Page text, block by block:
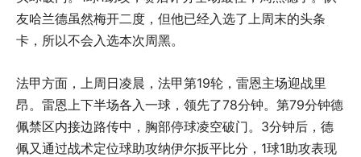
友哈兰德虽然梅开二度，但他已经入选了上周末的头条
卡，所以不会入选本次周黑。
法甲方面，上周日凌晨，法甲第19轮，雷恩主场迎战里
昂。雷恩上下半场各入一球，领先了78分钟。第79分钟德
佩禁区内接边路传中，胸部停球凌空破门。3分钟后，德
佩又通过战术定位球助攻纳伊尔扳平比分，1球1助攻表现